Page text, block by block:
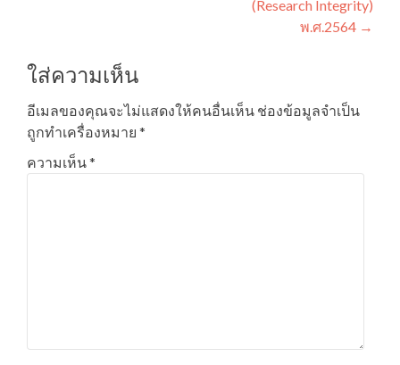
(Research Integrity)
พ.ศ.2564 →
ใส่ความเห็น
อีเมลของคุณจะไม่แสดงให้คนอื่นเห็น ช่องข้อมูลจำเป็น
ถูกทำเครื่องหมาย *
ความเห็น*